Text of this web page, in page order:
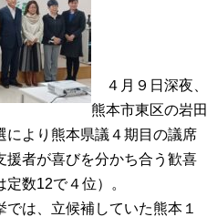
４月９日深夜、
熊本市東区の岩田
により熊本県議４期目の議席
援者が喜びを分かち合う歓喜
数12で４位）。
は、立候補していた熊本１